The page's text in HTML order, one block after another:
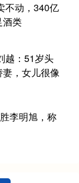
不动，340亿
酒类
越：51岁头
，女儿很像
李明旭，称